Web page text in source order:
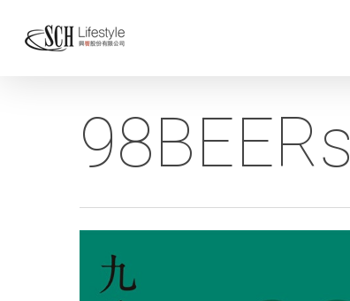
98BEERs